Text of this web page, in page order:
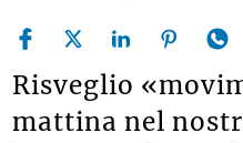
Risveglio
mattina nel